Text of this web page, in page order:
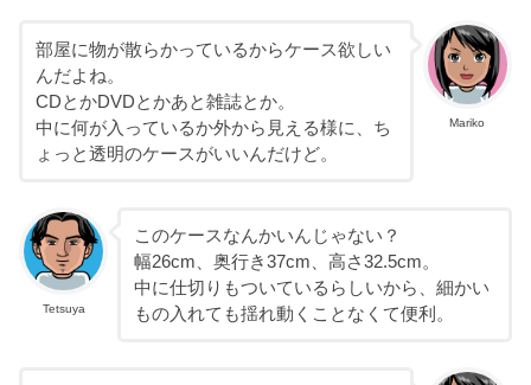
Mariko
部屋に物が散らかっているからケース欲しい
んだよね。
CDとかDVDとかあと雑誌とか。
中に何が入っているか外から見える様に、ち
ょっと透明のケースがいいんだけど。
Tetsuya
このケースなんかいんじゃない？
幅26cm、奥行き37cm、高さ32.5cm。
中に仕切りもついているらしいから、細かい
もの入れても揺れ動くことなくて便利。